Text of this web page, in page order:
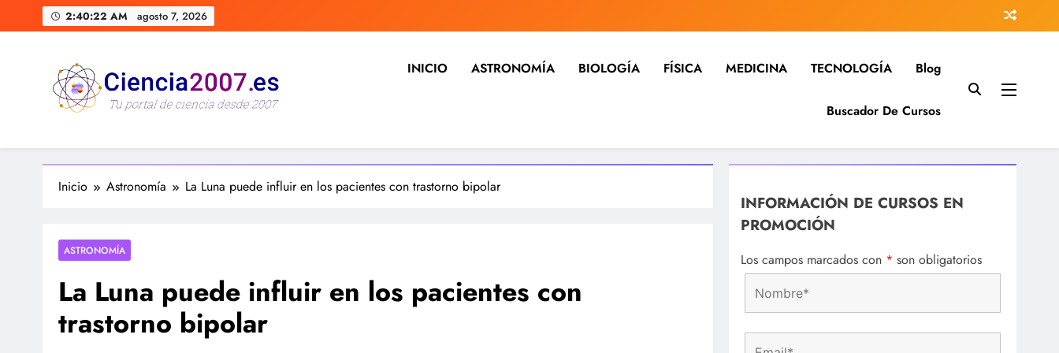
al
2:40:23 AM agosto 7, 2026
INICIO ASTRONOMÍA BIOLOGÍA FÍSICA MEDICINA TECNOLOGÍA Blog
Buscador De Cursos
Inicio Astronomía La Luna puede influir en los pacientes con trastorno bipolar
ASTRONOMÍA
La Luna puede influir en los pacientes con
trastorno bipolar
INFORMACIÓN DE CURSOS EN
PROMOCIÓN
Los campos marcados con * son obligatorios